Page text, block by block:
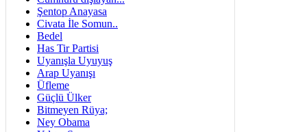
Şentop Anayasa
Civata İle Somun..
Bedel
Has Tir Partisi
Uyanışla Uyuyuş
Arap Uyanışı
Üfleme
Güçlü Ülker
Bitmeyen Rüya;
Ney Obama